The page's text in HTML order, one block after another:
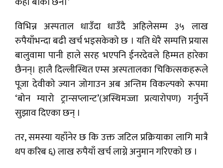
विभिन्न अस्पताल धाउँदा धाउँदै अहिलेसम्म ३५ लाख
रुपैयाँभन्दा बढी खर्च भइसकेको छ । यति धेरै सम्पत्ति प्रयास
बालुवामा पानी हाले सरह भएपनि ईनरदेवले हिम्मत हारेका
छैनन्। हालै दिल्लीस्थित एम्स अस्पतालका चिकित्सकहरूले
पूजा देवीको ज्यान जोगाउन अब अन्तिम विकल्पको रूपमा
‘बोन म्यारो ट्रान्सप्लान्ट’(अस्थिमज्जा प्रत्यारोपण) गर्नुपर्ने
सुझाव दिएका छन् ।
तर, समस्या यहाँनेर छ कि उक्त जटिल प्रक्रियाका लागि मात्रै
थप करिब ६) लाख रुपैयाँ खर्च लाग्ने अनुमान गरिएको छ ।